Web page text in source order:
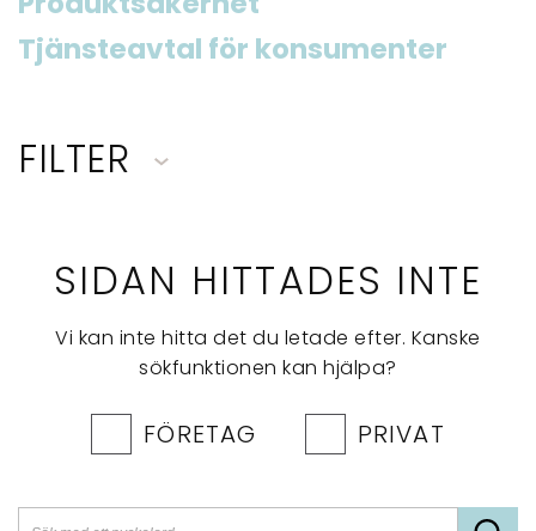
Tjänsteavtal för konsumenter
FILTER
SIDAN HITTADES INTE
Vi kan inte hitta det du letade efter. Kanske
sökfunktionen kan hjälpa?
FÖRETAG PRIVAT